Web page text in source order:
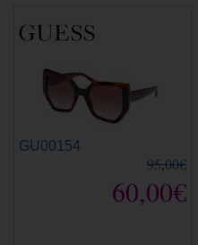
GU00154
95,00€
60,00€